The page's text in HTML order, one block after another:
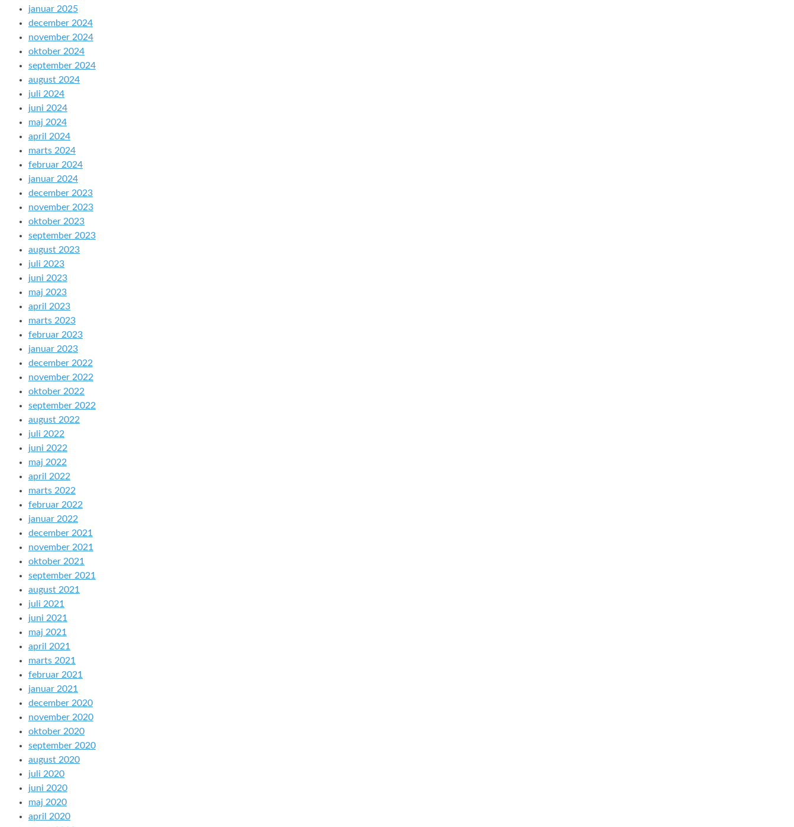
januar 2025
december 2024
november 2024
oktober 2024
september 2024
august 2024
juli 2024
juni 2024
maj 2024
april 2024
marts 2024
februar 2024
januar 2024
december 2023
november 2023
oktober 2023
september 2023
august 2023
juli 2023
juni 2023
maj 2023
april 2023
marts 2023
februar 2023
januar 2023
december 2022
november 2022
oktober 2022
september 2022
august 2022
juli 2022
juni 2022
maj 2022
april 2022
marts 2022
februar 2022
januar 2022
december 2021
november 2021
oktober 2021
september 2021
august 2021
juli 2021
juni 2021
maj 2021
april 2021
marts 2021
februar 2021
januar 2021
december 2020
november 2020
oktober 2020
september 2020
august 2020
juli 2020
juni 2020
maj 2020
april 2020